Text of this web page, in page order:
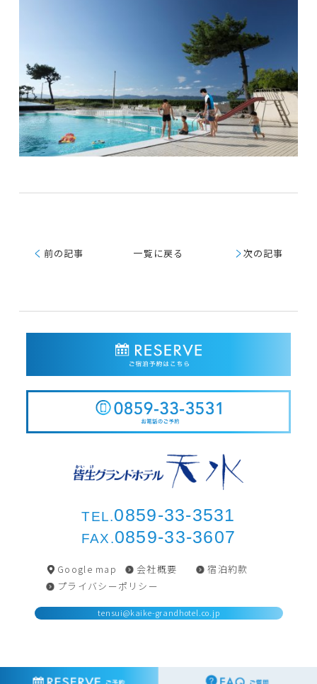
く 前の記事 一覧に戻る く次の記事
TEL.0859-33-3531
FAX.0859-33-3607
Google map 会社概要
宿泊約款
プライバシーポリシー
tensui@kaike-grandhotel.co.jp